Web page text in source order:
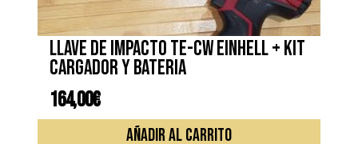
Llave de impacto TE-CW EINHELL + kit
cargador y bateria
164,00€
AÑADIR AL CARRITO